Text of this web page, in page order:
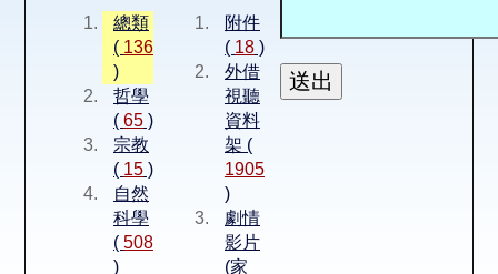
線上報名
申請表單
空間借用
熱門借閱
總類
( 136
)
哲學
( 65)
宗教
( 15)
自然
科學
( 508
)
附件
( 18)
外借
視聽
資料
架 (
1905
)
劇情
影片
(家